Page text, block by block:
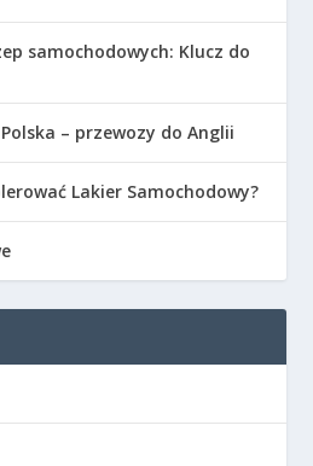
samochodowych: Klucz do
– przewozy do Anglii
Lakier Samochodowy?